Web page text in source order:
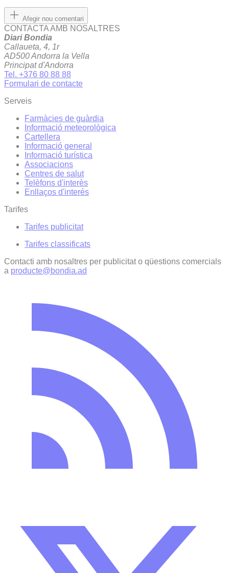
Afegir nou comentari
CONTACTA AMB NOSALTRES
Diari Bondia
Callaueta, 4, 1r
AD500 Andorra la Vella
Principat d'Andorra
Tel. +376 80 88 88
Formulari de contacte
Serveis
Farmàcies de guàrdia
Informació meteorològica
Cartellera
Informació general
Informació turística
Associacions
Centres de salut
Telèfons d'interès
Enllaços d'interés
Tarifes
Tarifes publicitat
Tarifes classificats
Contacti amb nosaltres per publicitat o qüestions comercials
a producte@bondia.ad